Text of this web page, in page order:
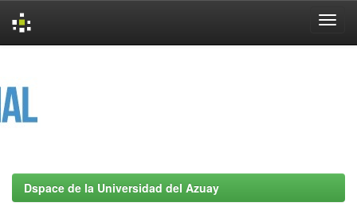
Dspace de la Universidad del Azuay